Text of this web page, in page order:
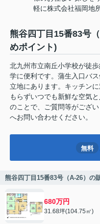
軽に株式会社福岡地
熊谷四丁目15番83号
めポイント)
北九州市立南丘小学校が徒
学に便利です。蒲生入口バ
立地にあります。キッチン
もらずいつでも新鮮な空気
のことで、ご質問等がござ
へお問い合わせください。
無料
熊谷四丁目15番83号（A-26）の
680万円
31.68坪(104.75㎡)